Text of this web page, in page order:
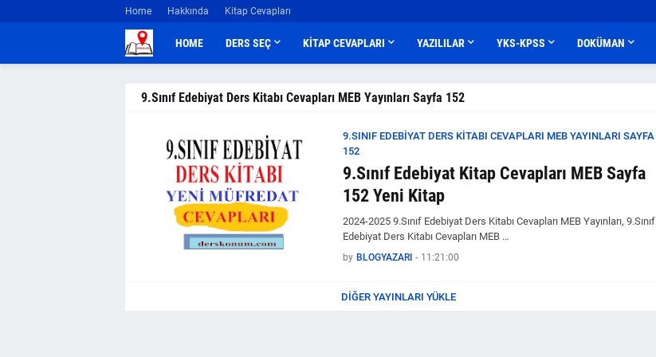
Home Hakkında Kitap Cevapları
HOME DERS SEÇ KİTAP CEVAPLARI YAZILILAR YKS-KPSS DOKÜMAN
9.Sınıf Edebiyat Ders Kitabı Cevapları MEB Yayınları Sayfa 152
9.SINIF EDEBIYAT DERS KITABI CEVAPLARI MEB YAYINLARI SAYFA
152
9.Sınıf Edebiyat Kitap Cevapları MEB Sayfa
152 Yeni Kitap
2024-2025 9.Sınıf Edebiyat Ders Kitabı Cevapları MEB Yayınları, 9.Sınıf
Edebiyat Ders Kitabı Cevapları MEB …
by BLOGYAZARI - 11:21:00
DIĞER YAYINLARI YÜKLE